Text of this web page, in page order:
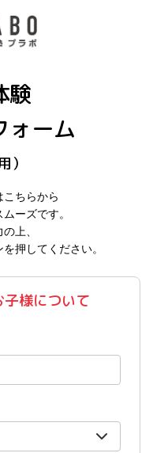
験
ォーム
）
こちらから
ーズです。
上、
押してください。
様について